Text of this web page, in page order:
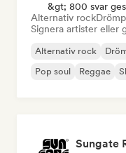
&gt; 800 svar ges
Alternativ rock
Signera artister eller
Alternativ rock
Pop soul
Reggae
Sungate